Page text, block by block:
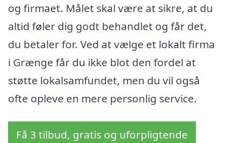
og firmaet. Målet skal være at sikre, at du
altid føler dig godt behandlet og får det,
du betaler for. Ved at vælge et lokalt firma
i Grænge får du ikke blot den fordel at
støtte lokalsamfundet, men du vil også
ofte opleve en mere personlig service.
Få 3 tilbud, gratis og uforpligtende